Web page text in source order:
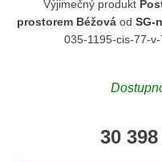
Výjimečný produkt
prostorem Béžová od SG-
035-1195-cis-77-
30